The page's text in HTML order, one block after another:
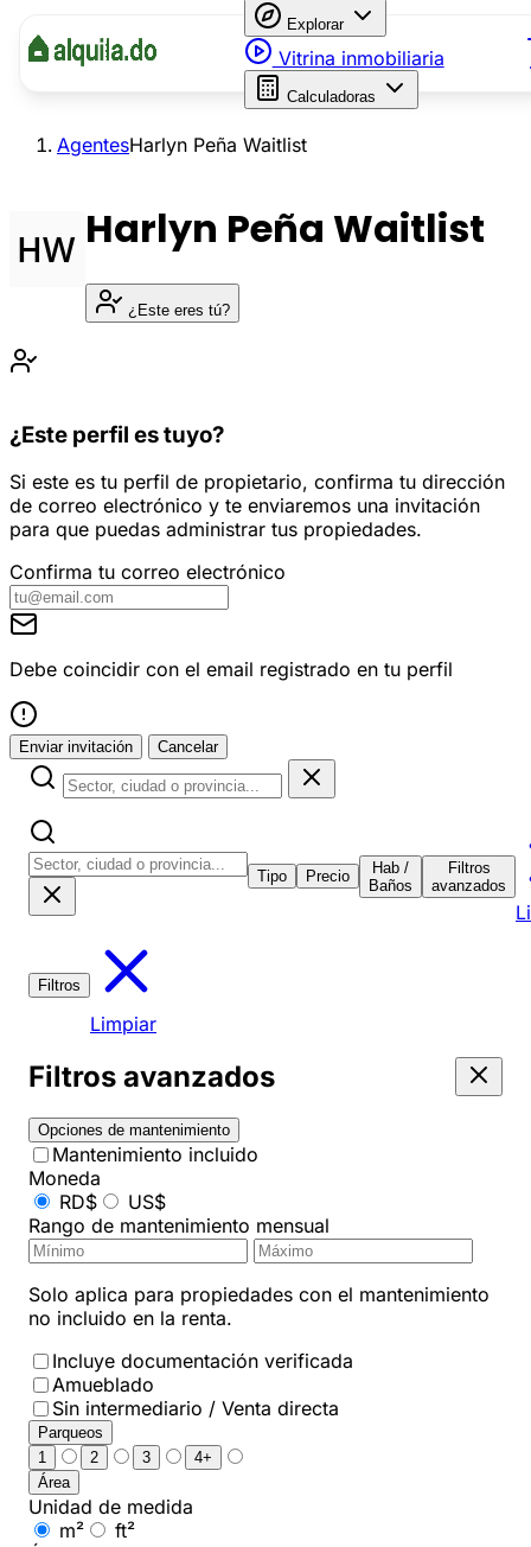
Explorar
Vitrina inmobiliaria
Calculadoras
AgentesHarlyn Peña Waitlist
Harlyn Peña Waitlist
¿Este eres tú?
¿Este perfil es tuyo?
Si este es tu perfil de propietario, confirma tu dirección
de correo electrónico y te enviaremos una invitación
para que puedas administrar tus propiedades.
Confirma tu correo electrónico
Debe coincidir con el email registrado en tu perfil
Enviar invitación Cancelar
Tipo Precio
Hab /
Baños
Filtros
avanzados
Filtros
Limpiar
Filtros avanzados
Opciones de mantenimiento
Mantenimiento incluido
Moneda
RD$
US$
Rango de mantenimiento mensual
Solo aplica para propiedades con el mantenimiento
no incluido en la renta.
Incluye documentación verificada
Amueblado
Sin intermediario / Venta directa
Parqueos
1
2 3
4+
Área
Unidad de medida
m²
ft²